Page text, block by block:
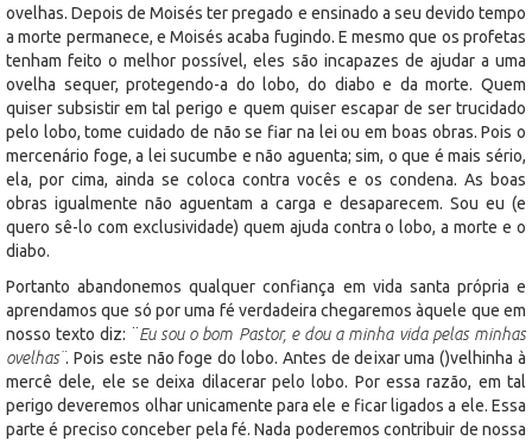
ovelhas. Depois de Moisés ter pregado e ensinado a seu devido tempo
a morte permanece, e Moisés acaba fugindo. E mesmo que os profetas
tenham feito o melhor possível, eles são incapazes de ajudar a uma
ovelha sequer, protegendo-a do lobo, do diabo e da morte. Quem
quiser subsistir em tal perigo e quem quiser escapar de ser trucidado
pelo lobo, tome cuidado de não se fiar na lei ou em boas obras. Pois o
mercenário foge, a lei sucumbe e não aguenta; sim, o que é mais sério,
ela, por cima, ainda se coloca contra vocês e os condena. As boas
obras igualmente não aguentam a carga e desaparecem. Sou eu (e
quero sê-lo com exclusividade) quem ajuda contra o lobo, a morte e o
diabo.
Portanto abandonemos qualquer confiança em vida santa própria e
aprendamos que só por uma fé verdadeira chegaremos àquele que em
nosso texto diz: ¨Eu sou o bom Pastor, e dou a minha vida pelas minhas
ovelhas¨. Pois este não foge do lobo. Antes de deixar uma ()velhinha à
mercê dele, ele se deixa dilacerar pelo lobo. Por essa razão, em tal
perigo deveremos olhar unicamente para ele e ficar ligados a ele. Essa
parte é preciso conceber pela fé. Nada poderemos contribuir de nossa